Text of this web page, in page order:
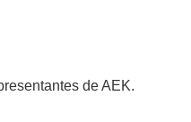
de AEK.